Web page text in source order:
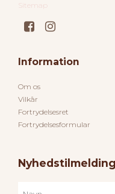
Sitemap
Information
Om os
Vilkår
Fortrydelsesret
Fortrydelsesformular
Nyhedstilmelding